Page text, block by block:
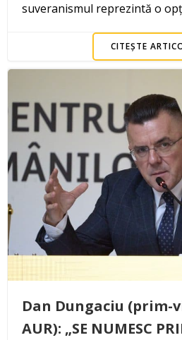
suveranismul reprezintă o
CITEȘTE
Dan Dungaciu (prim-
AUR): „SE NUMESC